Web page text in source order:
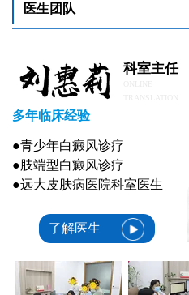
医生团队
科室主任
多年临床经验
●青少年白癜风诊疗
●肢端型白癜风诊疗
●远大皮肤病医院科室医生
了解医生